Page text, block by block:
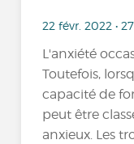
22 févr. 2022 •
L'anxiété
Toutefois,
capacité de
peut être
anxieux. Les